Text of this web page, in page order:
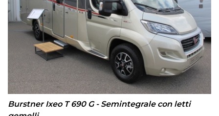
Burstner Ixeo T 690 G - Semintegrale con letti